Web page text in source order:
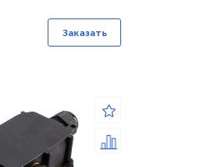
Заказать